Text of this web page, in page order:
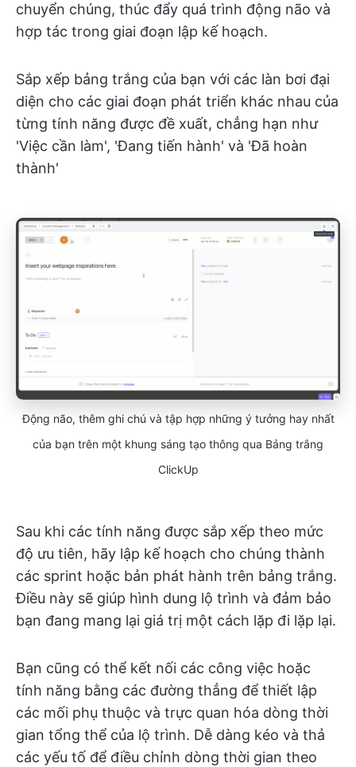
chuyển chúng, thúc đẩy quá trình động não và
hợp tác trong giai đoạn lập kế hoạch.
Sắp xếp bảng trắng của bạn với các làn bơi đại
diện cho các giai đoạn phát triển khác nhau của
từng tính năng được đề xuất, chẳng hạn như
'Việc cần làm', 'Đang tiến hành' và 'Đã hoàn
thành'
Động não, thêm ghi chú và tập hợp những ý tưởng hay nhất
của bạn trên một khung sáng tạo thông qua Bảng trắng
ClickUp
Sau khi các tính năng được sắp xếp theo mức
độ ưu tiên, hãy lập kế hoạch cho chúng thành
các sprint hoặc bản phát hành trên bảng trắng.
Điều này sẽ giúp hình dung lộ trình và đảm bảo
bạn đang mang lại giá trị một cách lặp đi lặp lại.
Bạn cũng có thể kết nối các công việc hoặc
tính năng bằng các đường thẳng để thiết lập
các mối phụ thuộc và trực quan hóa dòng thời
gian tổng thể của lộ trình. Dễ dàng kéo và thả
các yếu tố để điều chỉnh dòng thời gian theo